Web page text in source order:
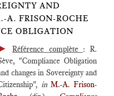
AND
A. FRISON-ROCHE
OBLIGATION
►Référence complète : R.
"Compliance Obligation
changes in Sovereignty and
in M.-A. Frison-